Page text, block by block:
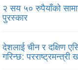
२ सय ५० रुपैयाँको
पुरस्कार
देशलाई चीन र दक्षिण
गरिन्छ: परराष्ट्रमन्त्री